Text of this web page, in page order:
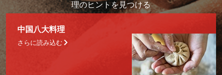
理のヒントを見つける
中国八大料理
さらに読み込む